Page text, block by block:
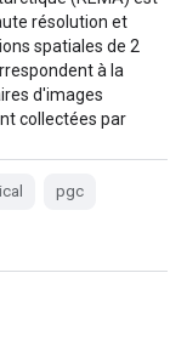
résolution et
spatiales de 2
à la
d'images
collectées par
pgc